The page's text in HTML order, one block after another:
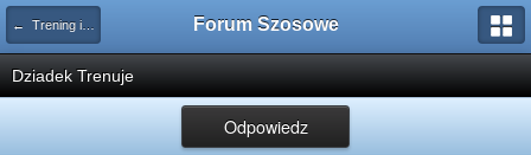
← Trening i zdrowie Forum Szosowe
Dziadek Trenuje
Odpowiedz